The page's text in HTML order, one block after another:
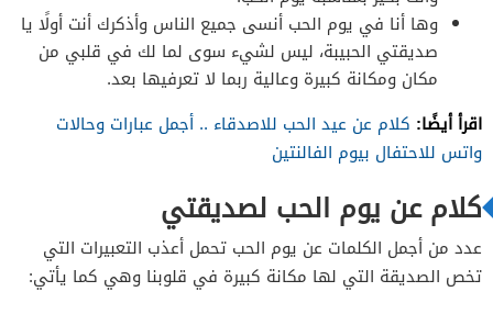
وها أنا في يوم الحب أنسى جميع الناس وأذكرك أنت أولًا يا
صديقتي الحبيبة، ليس لشيء سوى لما لك في قلبي من
مكان ومكانة كبيرة وعالية ربما لا تعرفيها بعد.
اقرأ أيضًا: كلام عن عيد الحب للاصدقاء .. أجمل عبارات وحالات
واتس للاحتفال بيوم الفالنتين
كلام عن يوم الحب لصديقتي
عدد من أجمل الكلمات عن يوم الحب تحمل أعذب التعبيرات التي
تخص الصديقة التي لها مكانة كبيرة في قلوبنا وهي كما يأتي: